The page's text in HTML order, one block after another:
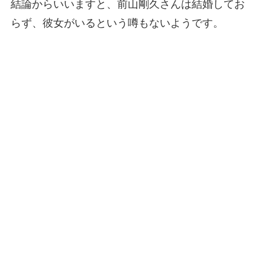
結論からいいますと、前山剛久さんは結婚してお
らず、彼女がいるという噂もないようです。